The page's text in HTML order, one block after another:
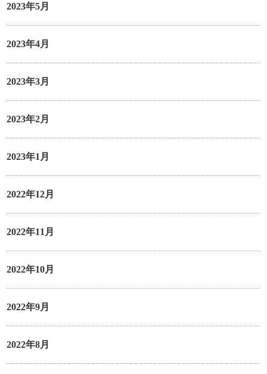
2023年5月
2023年4月
2023年3月
2023年2月
2023年1月
2022年12月
2022年11月
2022年10月
2022年9月
2022年8月